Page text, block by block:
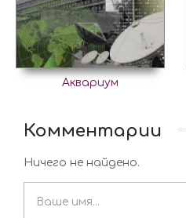
Аквариум
Комментарии
Ничего не найдено.